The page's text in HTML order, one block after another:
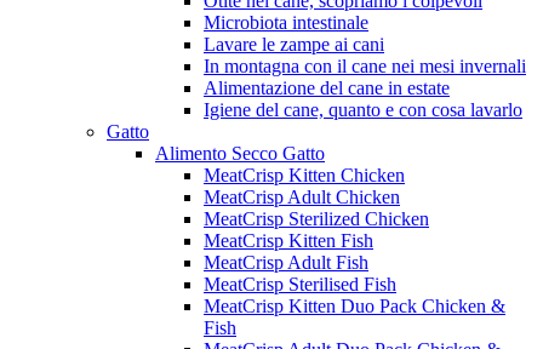
Microbiota intestinale
Lavare le zampe ai cani
In montagna con il cane nei mesi invernali
Alimentazione del cane in estate
Igiene del cane, quanto e con cosa lavarlo
Gatto
Alimento Secco Gatto
MeatCrisp Kitten Chicken
MeatCrisp Adult Chicken
MeatCrisp Sterilized Chicken
MeatCrisp Kitten Fish
MeatCrisp Adult Fish
MeatCrisp Sterilised Fish
MeatCrisp Kitten Duo Pack Chicken &
Fish